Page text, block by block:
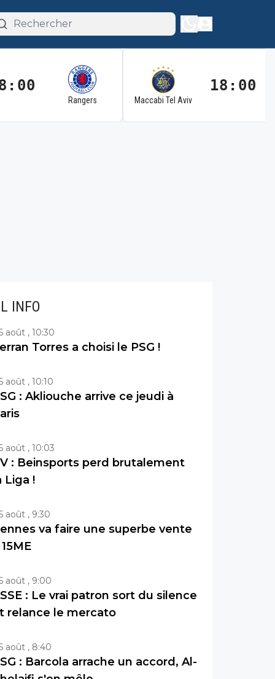
Rangers Maccabi Tel Aviv
18:00
INFO
août , 10:30
Torres a choisi le PSG !
août , 10:10
: Akliouche arrive ce jeudi à
août , 10:03
: Beinsports perd brutalement
Liga !
août , 9:30
va faire une superbe vente
août , 9:00
: Le vrai patron sort du silence
relance le mercato
août , 8:40
: Barcola arrache un accord, Al-